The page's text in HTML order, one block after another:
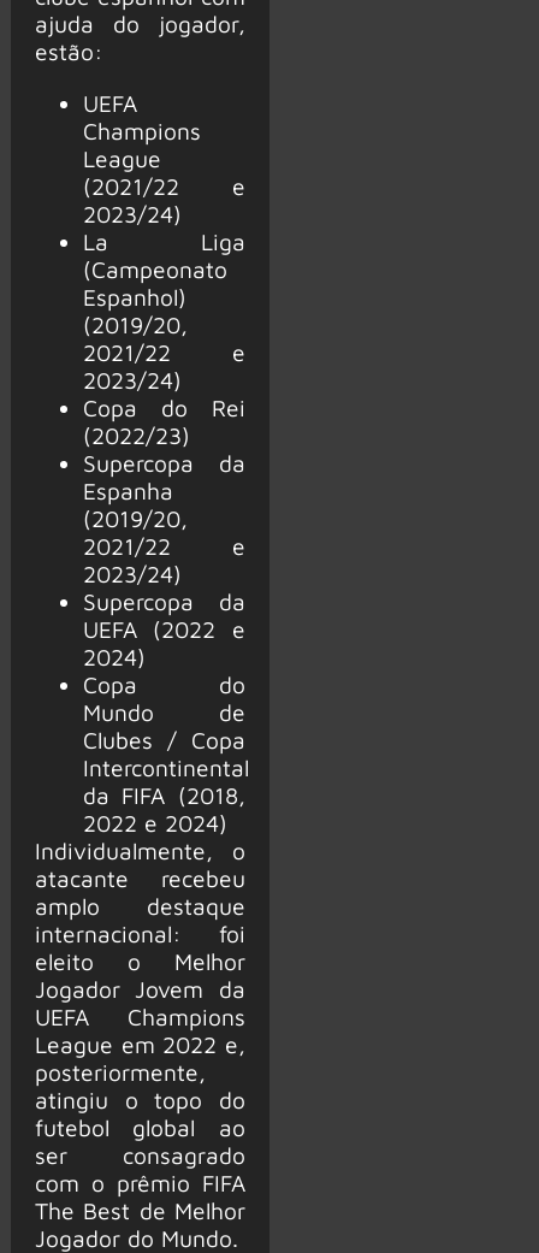
ajuda do jogador,
estão:
UEFA
Champions
League
(2021/22 e
2023/24)
La Liga
(Campeonato
Espanhol)
(2019/20,
2021/22 e
2023/24)
Copa do Rei
(2022/23)
Supercopa da
Espanha
(2019/20,
2021/22 e
2023/24)
Supercopa da
UEFA (2022 e
2024)
Copa do
Mundo de
Clubes / Copa
Intercontinental
da FIFA (2018,
2022 e 2024)
Individualmente, o
atacante recebeu
amplo destaque
internacional: foi
eleito o Melhor
Jogador Jovem da
UEFA Champions
League em 2022 e,
posteriormente,
atingiu o topo do
futebol global ao
ser consagrado
com o prêmio FIFA
The Best de Melhor
Jogador do Mundo.